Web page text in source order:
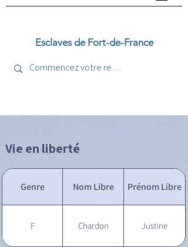
Esclaves de Fort-de-France
Vie en liberté
Genre Nom Libre Prénom Libre
F Chardon Justine